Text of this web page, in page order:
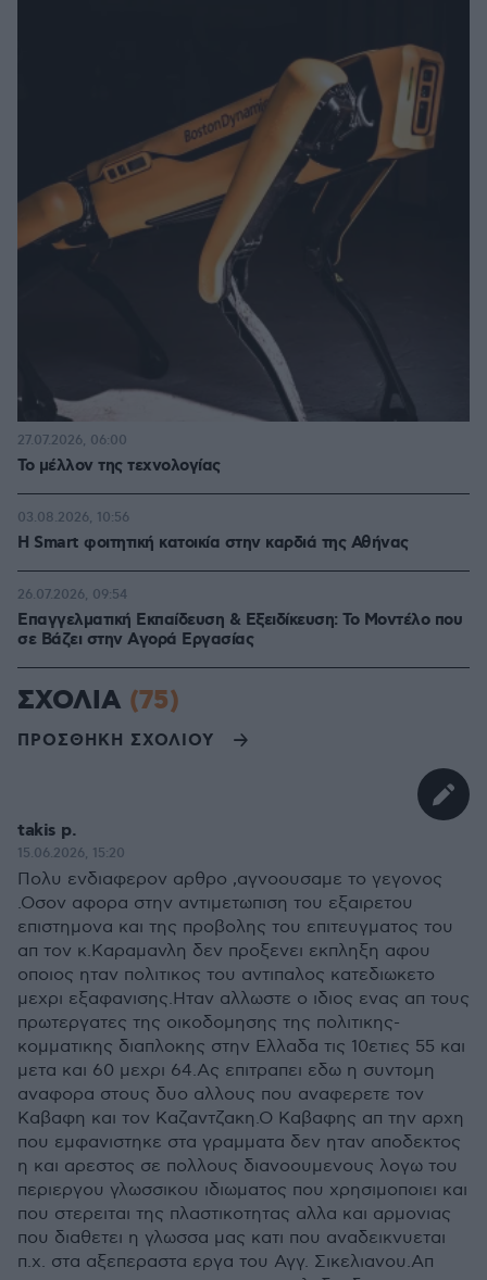
Το μέλλον της τεχνολογίας
27.07.2026, 06:00
Η Smart φοιτητική κατοικία στην καρδιά της Αθήνας
03.08.2026, 10:56
Επαγγελματική Εκπαίδευση & Εξειδίκευση: Το Mοντέλο που
σε Bάζει στην Aγορά Eργασίας
26.07.2026, 09:54
ΣΧΟΛΙΑ (75)
ΠΡΟΣΘΗΚΗ ΣΧΟΛΙΟΥ
takis p.
15.06.2026, 15:20
Πολυ ενδιαφερον αρθρο ,αγνοουσαμε το γεγονος
.Οσον αφορα στην αντιμετωπιση του εξαιρετου
επιστημονα και της προβολης του επιτευγματος του
απ τον κ.Καραμανλη δεν προξενει εκπληξη αφου
οποιος ηταν πολιτικος του αντιπαλος κατεδιωκετο
μεχρι εξαφανισης.Ηταν αλλωστε ο ιδιος ενας απ τους
πρωτεργατες της οικοδομησης της πολιτικης-
κομματικης διαπλοκης στην Ελλαδα τις 10ετιες 55 και
μετα και 60 μεχρι 64.Ας επιτραπει εδω η συντομη
αναφορα στους δυο αλλους που αναφερετε τον
Καβαφη και τον Καζαντζακη.Ο Καβαφης απ την αρχη
που εμφανιστηκε στα γραμματα δεν ηταν αποδεκτος
η και αρεστος σε πολλους διανοουμενους λογω του
περιεργου γλωσσικου ιδιωματος που χρησιμοποιει και
που στερειται της πλαστικοτητας αλλα και αρμονιας
που διαθετει η γλωσσα μας κατι που αναδεικνυεται
π.χ. στα αξεπεραστα εργα του Αγγ. Σικελιανου.Απ